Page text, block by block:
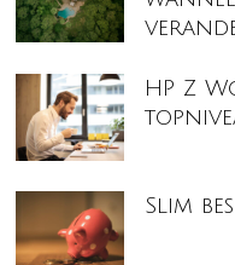
HP Z
Slim